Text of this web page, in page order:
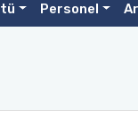
Personel